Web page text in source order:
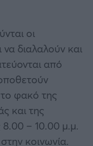
οι
διαλαλούν και
από
φακό της
και της
8.00 – 10.00 μ.μ.
κοινωνία.